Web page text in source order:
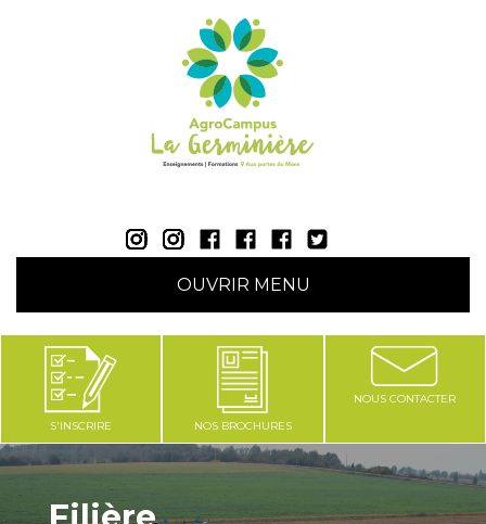
OUVRIR MENU
S'INSCRIRE NOS BROCHURES
NOUS CONTACTER